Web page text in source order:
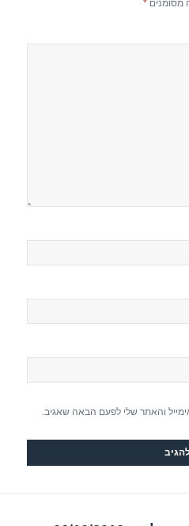
מסומנים*
והאתר שלי לפעם הבאה שאגיב.